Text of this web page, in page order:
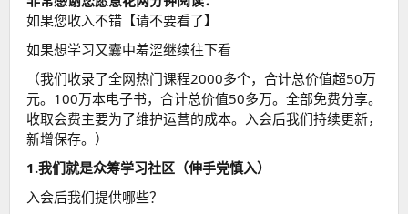
如果您收入不错【请不要看了】
如果想学习又囊中羞涩继续往下看
（我们收录了全网热门课程2000多个，合计总价值超50万
元。100万本电子书，合计总价值50多万。全部免费分享。
收取会费主要为了维护运营的成本。入会后我们持续更新，
新增保存。）
1.我们就是众筹学习社区（伸手党慎入）
入会后我们提供哪些？